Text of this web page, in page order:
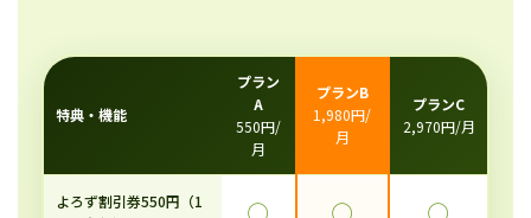
特典・機能
プラン
A
550円/
月
プランB
1,980円/
月
プランC
2,970円/月
よろず割引券550円（1